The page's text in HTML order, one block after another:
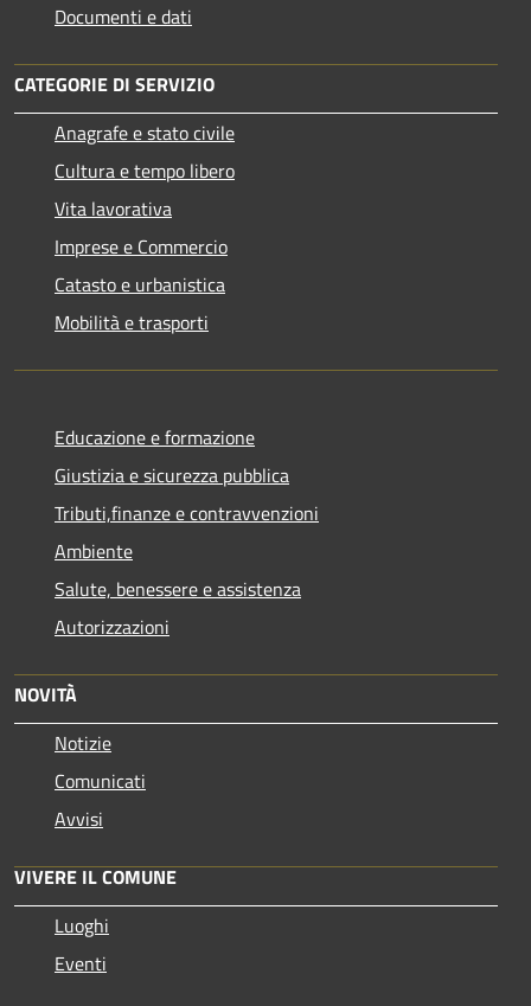
Documenti e dati
CATEGORIE DI SERVIZIO
Anagrafe e stato civile
Cultura e tempo libero
Vita lavorativa
Imprese e Commercio
Catasto e urbanistica
Mobilità e trasporti
Educazione e formazione
Giustizia e sicurezza pubblica
Tributi,finanze e contravvenzioni
Ambiente
Salute, benessere e assistenza
Autorizzazioni
NOVITÀ
Notizie
Comunicati
Avvisi
VIVERE IL COMUNE
Luoghi
Eventi